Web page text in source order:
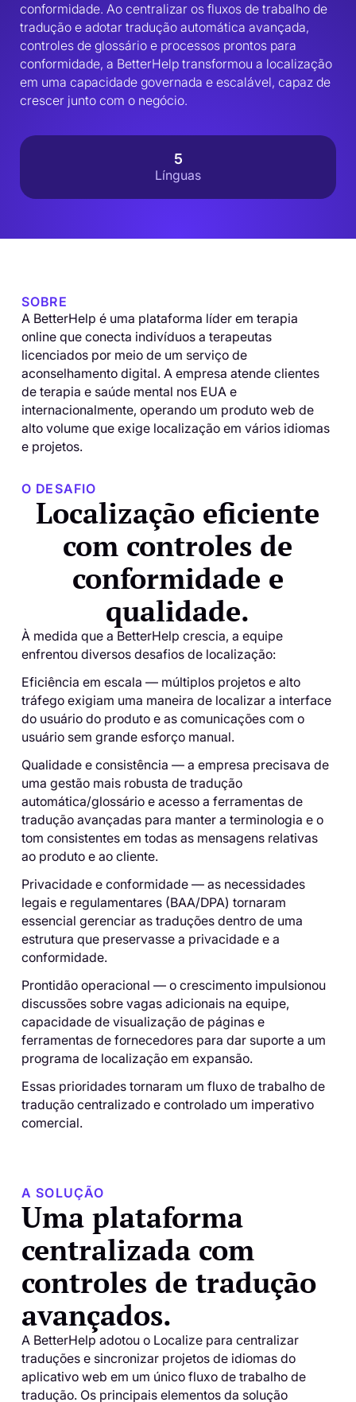
conformidade. Ao centralizar os fluxos de trabalho de
tradução e adotar tradução automática avançada,
controles de glossário e processos prontos para
conformidade, a BetterHelp transformou a localização
em uma capacidade governada e escalável, capaz de
crescer junto com o negócio.
5
Línguas
SOBRE
A BetterHelp é uma plataforma líder em terapia
online que conecta indivíduos a terapeutas
licenciados por meio de um serviço de
aconselhamento digital. A empresa atende clientes
de terapia e saúde mental nos EUA e
internacionalmente, operando um produto web de
alto volume que exige localização em vários idiomas
e projetos.
O DESAFIO
Localização eficiente
com controles de
conformidade e
qualidade.
À medida que a BetterHelp crescia, a equipe
enfrentou diversos desafios de localização:
Eficiência em escala — múltiplos projetos e alto
tráfego exigiam uma maneira de localizar a interface
do usuário do produto e as comunicações com o
usuário sem grande esforço manual.
Qualidade e consistência — a empresa precisava de
uma gestão mais robusta de tradução
automática/glossário e acesso a ferramentas de
tradução avançadas para manter a terminologia e o
tom consistentes em todas as mensagens relativas
ao produto e ao cliente.
Privacidade e conformidade — as necessidades
legais e regulamentares (BAA/DPA) tornaram
essencial gerenciar as traduções dentro de uma
estrutura que preservasse a privacidade e a
conformidade.
Prontidão operacional — o crescimento impulsionou
discussões sobre vagas adicionais na equipe,
capacidade de visualização de páginas e
ferramentas de fornecedores para dar suporte a um
programa de localização em expansão.
Essas prioridades tornaram um fluxo de trabalho de
tradução centralizado e controlado um imperativo
comercial.
A SOLUÇÃO
Uma plataforma
centralizada com
controles de tradução
avançados.
A BetterHelp adotou o Localize para centralizar
traduções e sincronizar projetos de idiomas do
aplicativo web em um único fluxo de trabalho de
tradução. Os principais elementos da solução